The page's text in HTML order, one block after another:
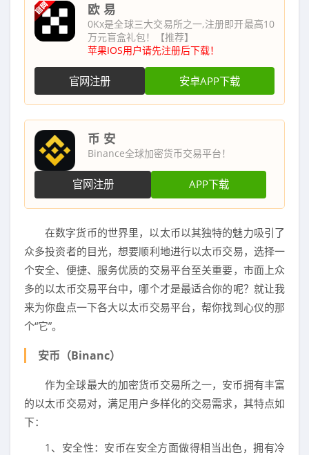
欧 易
0Kx是全球三大交易所之一,注册即开最高10
万元盲盒礼包！【推荐】
苹果IOS用户请先注册后下载！
官网注册 安卓APP下载
币 安
Binance全球加密货币交易平台！
官网注册 APP下载
在数字货币的世界里，以太币以其独特的魅力吸引了
众多投资者的目光，想要顺利地进行以太币交易，选择一
个安全、便捷、服务优质的交易平台至关重要，市面上众
多的以太币交易平台中，哪个才是最适合你的呢？就让我
来为你盘点一下各大以太币交易平台，帮你找到心仪的那
个“它”。
安币（Binanc）
作为全球最大的加密货币交易所之一，安币拥有丰富
的以太币交易对，满足用户多样化的交易需求，其特点如
下：
1、安全性：安币在安全方面做得相当出色，拥有冷